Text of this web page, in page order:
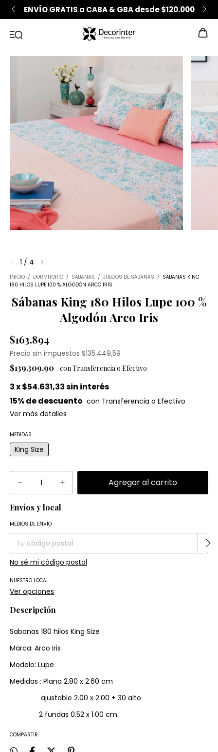
6 CUOTAS SIN INTERÉS desde $200.000
1 / 4
INICIO / DORMITORIO / SÁBANAS / JUEGOS DE SÁBANAS / SÁBANAS KING
180 HILOS LUPE 100 % ALGODÓN ARCO IRIS
Sábanas King 180 Hilos Lupe 100 %
Algodón Arco Iris
$163.894
Precio sin impuestos $135.449,59
$139.309,90
3x$54.631,33sin interés
15% de descuento
Ver más detalles
MEDIDAS
King Size
Envíos y local
Entregas para el CP:
MEDIOS DE ENVÍO
No sé mi código postal
NUESTRO LOCAL
Ver opciones
Descripción
Sabanas 180 hilos King Size
Marca: Arco Iris
Modelo: Lupe
Medidas : Plana 2.80 x 2.60 cm
ajustable 2.00 x 2.00 + 30 alto
2 fundas 0.52 x 1.00 cm.
COMPARTIR